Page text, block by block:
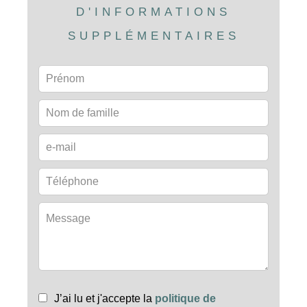
D'INFORMATIONS
SUPPLÉMENTAIRES
J’ai lu et j'accepte la politique de